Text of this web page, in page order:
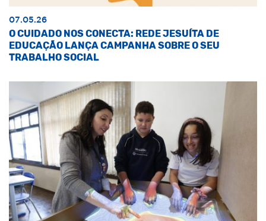
07.05.26
O CUIDADO NOS CONECTA: REDE JESUÍTA DE
EDUCAÇÃO LANÇA CAMPANHA SOBRE O SEU
TRABALHO SOCIAL